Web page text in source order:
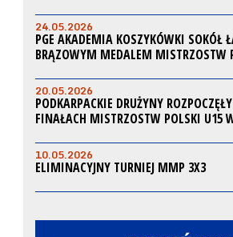
24.05.2026
PGE AKADEMIA KOSZYKÓWKI SOKÓŁ
BRĄZOWYM MEDALEM MISTRZOSTW
20.05.2026
PODKARPACKIE DRUŻYNY
FINAŁACH MISTRZOSTW POLSKI U15
10.05.2026
ELIMINACYJNY TURNIEJ MMP 3X3